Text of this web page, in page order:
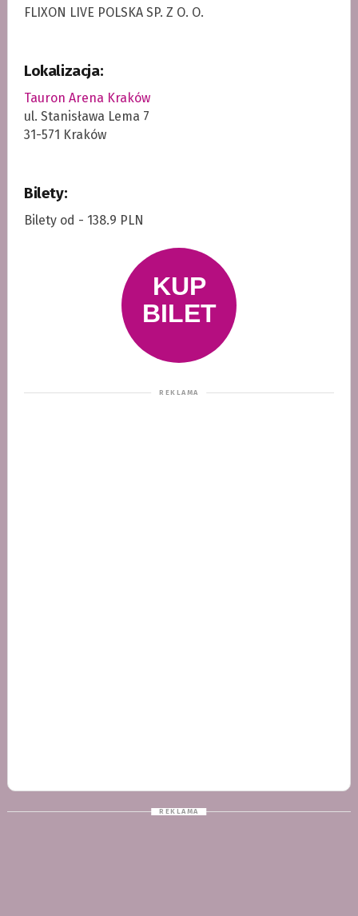
FLIXON LIVE POLSKA SP. Z O. O.
Lokalizacja:
Tauron Arena Kraków
ul. Stanisława Lema 7
31-571 Kraków
Bilety:
Bilety od - 138.9 PLN